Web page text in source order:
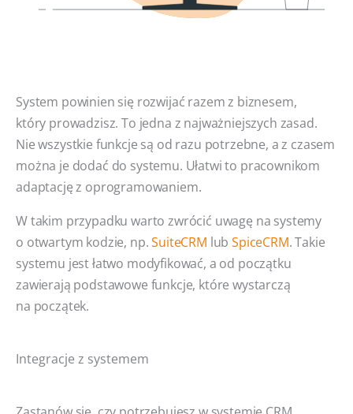
System powinien się rozwijać razem z biznesem,
który prowadzisz. To jedna z najważniejszych zasad.
Nie wszystkie funkcje są od razu potrzebne, a z czasem
można je dodać do systemu. Ułatwi to pracownikom
adaptację z oprogramowaniem.
W takim przypadku warto zwrócić uwagę na systemy
o otwartym kodzie, np.SuiteCRM lubSpiceCRM. Takie
systemu jest łatwo modyfikować, a od początku
zawierają podstawowe funkcje, które wystarczą
na początek.
Integracje z systemem